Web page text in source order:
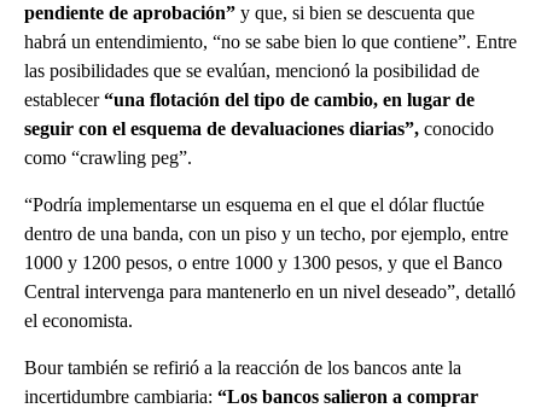
pendiente de aprobación” y que, si bien se descuenta que
habrá un entendimiento, “no se sabe bien lo que contiene”. Entre
las posibilidades que se evalúan, mencionó la posibilidad de
establecer“una flotación del tipo de cambio, en lugar de
seguir con el esquema de devaluaciones diarias”, conocido
como “crawling peg”.
“Podría implementarse un esquema en el que el dólar fluctúe
dentro de una banda, con un piso y un techo, por ejemplo, entre
1000 y 1200 pesos, o entre 1000 y 1300 pesos, y que el Banco
Central intervenga para mantenerlo en un nivel deseado”, detalló
el economista.
Bour también se refirió a la reacción de los bancos ante la
incertidumbre cambiaria: “Los bancos salieron a comprar